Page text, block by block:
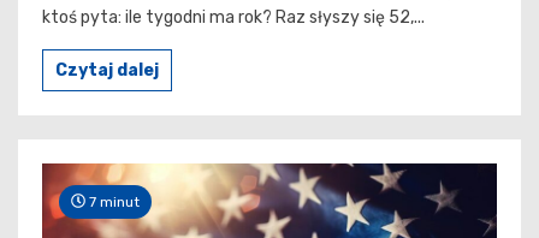
ktoś pyta: ile tygodni ma rok? Raz słyszy się 52,...
Czytaj dalej
7 minut